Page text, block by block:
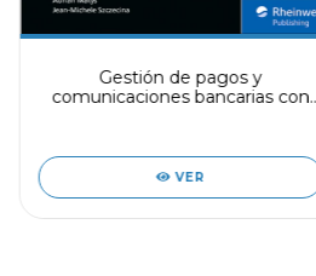
Gestión de pagos y
comunicaciones bancarias con
VER